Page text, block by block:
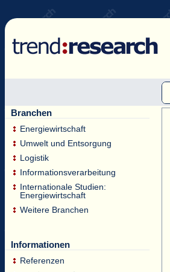
Branchen
Energiewirtschaft
Umwelt und Entsorgung
Logistik
Informationsverarbeitung
Internationale Studien:
Energiewirtschaft
Weitere Branchen
Informationen
Referenzen